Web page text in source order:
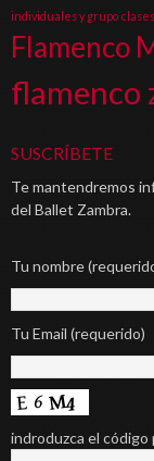
individuales y grupo
Flamenco
flamenco
SUSCRÍBETE
Te mantendremos
del Ballet Zambra.
Tu nombre
Tu Email (requerido)
indroduzca el código